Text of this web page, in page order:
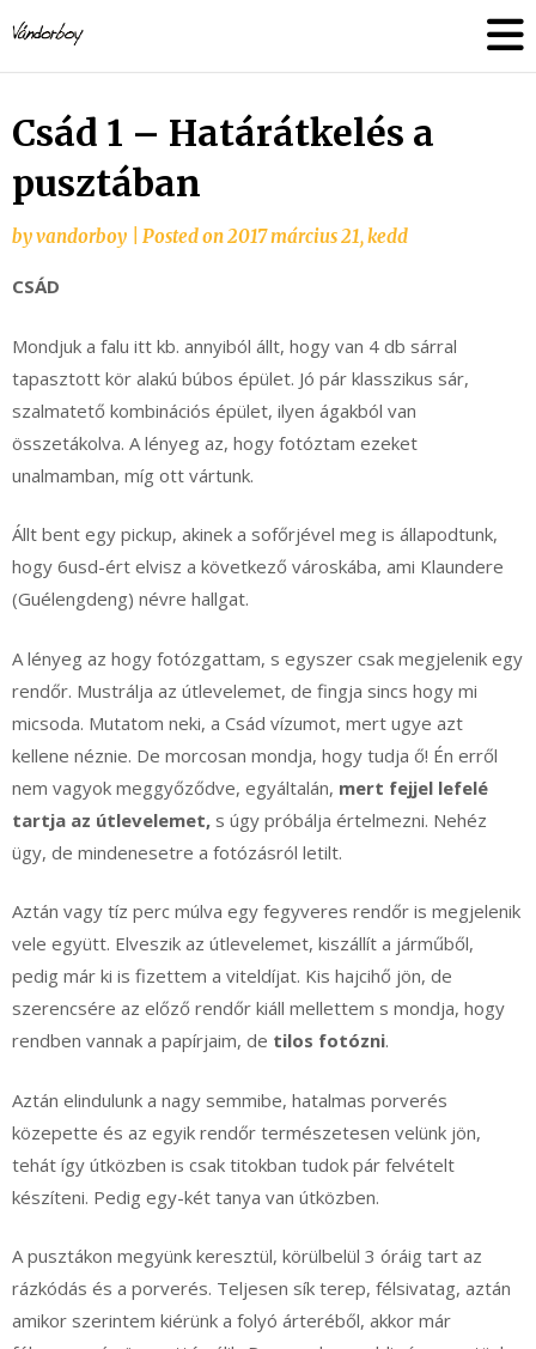
to
content
Csád 1 – Határátkelés a
pusztában
byvandorboy Posted on2017 március 21, kedd
CSÁD
Mondjuk a falu itt kb. annyiból állt, hogy van 4 db sárral
tapasztott kör alakú búbos épület. Jó pár klasszikus sár,
szalmatető kombinációs épület, ilyen ágakból van
összetákolva. A lényeg az, hogy fotóztam ezeket
unalmamban, míg ott vártunk.
Állt bent egy pickup, akinek a sofőrjével meg is állapodtunk,
hogy 6usd-ért elvisz a következő városkába, ami Klaundere
(Guélengdeng) névre hallgat.
A lényeg az hogy fotózgattam, s egyszer csak megjelenik egy
rendőr. Mustrálja az útlevelemet, de fingja sincs hogy mi
micsoda. Mutatom neki, a Csád vízumot, mert ugye azt
kellene néznie. De morcosan mondja, hogy tudja ő! Én erről
nem vagyok meggyőződve, egyáltalán, mert fejjel lefelé
tartja az útlevelemet, s úgy próbálja értelmezni. Nehéz
ügy, de mindenesetre a fotózásról letilt.
Aztán vagy tíz perc múlva egy fegyveres rendőr is megjelenik
vele együtt. Elveszik az útlevelemet, kiszállít a járműből,
pedig már ki is fizettem a viteldíjat. Kis hajcihő jön, de
szerencsére az előző rendőr kiáll mellettem s mondja, hogy
rendben vannak a papírjaim, de tilos fotózni.
Aztán elindulunk a nagy semmibe, hatalmas porverés
közepette és az egyik rendőr természetesen velünk jön,
tehát így útközben is csak titokban tudok pár felvételt
készíteni. Pedig egy-két tanya van útközben.
A pusztákon megyünk keresztül, körülbelül 3 óráig tart az
rázkódás és a porverés. Teljesen sík terep, félsivatag, aztán
amikor szerintem kiérünk a folyó árteréből, akkor már